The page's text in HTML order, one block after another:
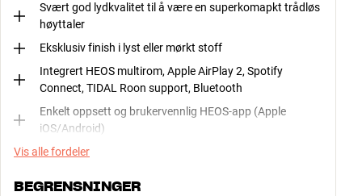
Svært god lydkvalitet til å være en superkomapkt trådløs
høyttaler
Eksklusiv finish i lyst eller mørkt stoff
Integrert HEOS multirom, Apple AirPlay 2, Spotify
Connect, TIDAL Roon support, Bluetooth
Enkelt oppsett og brukervennlig HEOS-app (Apple
iOS/Android)
Vis alle fordeler
BEGRENSNINGER